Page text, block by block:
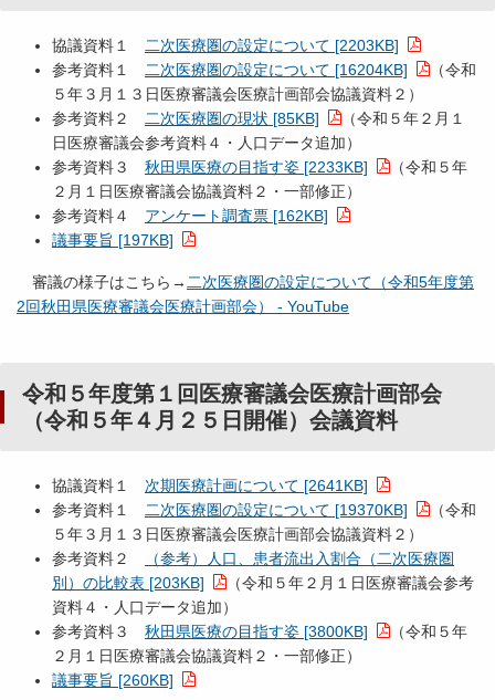
協議資料１
二次医療圏の設定について [2203KB]
参考資料１
二次医療圏の設定について [16204KB]
（令和
５年３月１３日医療審議会医療計画部会協議資料２）
参考資料２
二次医療圏の現状 [85KB]
（令和５年２月１
日医療審議会参考資料４・人口データ追加）
参考資料３ 秋田県医療の目指す姿 [2233KB]
（令和５年
２月１日医療審議会協議資料２・一部修正）
参考資料４ アンケート調査票 [162KB]
議事要旨 [197KB]
審議の様子はこちら→ 二次医療圏の設定について（令和5年度第
2回秋田県医療審議会医療計画部会） - YouTube
令和５年度第１回医療審議会医療計画部会
（令和５年４月２５日開催）会議資料
協議資料１ 次期医療計画について [2641KB]
参考資料１
二次医療圏の設定について [19370KB]
（令和
５年３月１３日医療審議会医療計画部会協議資料２）
参考資料２
（参考）人口、患者流出入割合（二次医療圏
別）の比較表 [203KB]
（令和５年２月１日医療審議会参考
資料４・人口データ追加）
参考資料３ 秋田県医療の目指す姿 [3800KB]
（令和５年
２月１日医療審議会協議資料２・一部修正）
議事要旨 [260KB]